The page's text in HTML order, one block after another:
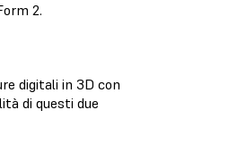
2.
digitali in 3D con
di questi due